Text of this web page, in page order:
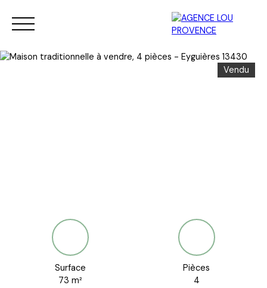
Vendu
Surface
73m²
Pièces
4